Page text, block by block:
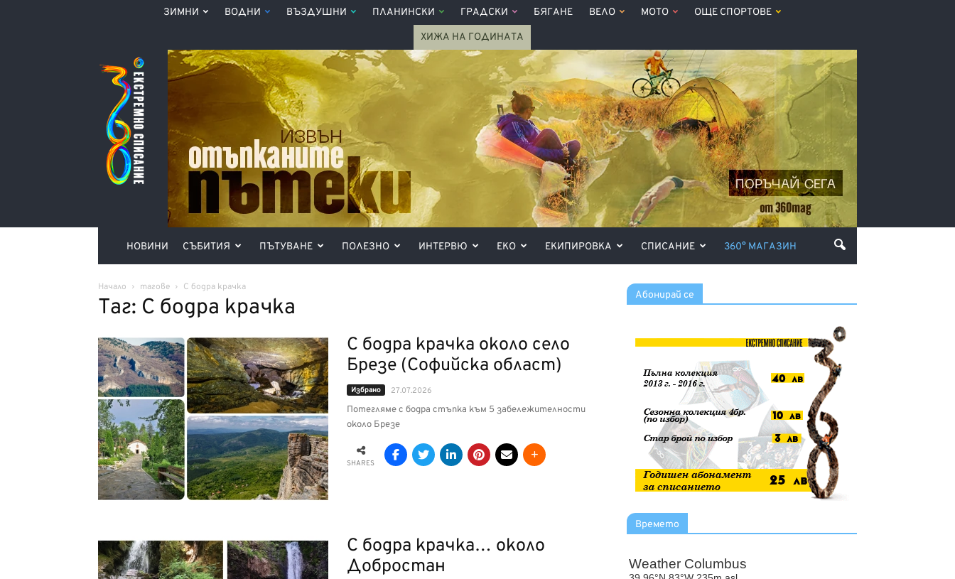
ЗИМНИ ВОДНИ ВЪЗДУШНИ ПЛАНИНСКИ ГРАДСКИ БЯГАНЕ ВЕЛО МОТО ОЩЕ СПОРТОВЕ
ХИЖА НА ГОДИНАТА
Списание
360°
НОВИНИ СЪБИТИЯ ПЪТУВАНЕ ПОЛЕЗНО ИНТЕРВЮ ЕКО ЕКИПИРОВКА СПИСАНИЕ 360° МАГАЗИН
Начало тагове С бодра крачка
Таг: С бодра крачка
С бодра крачка около село
Брезе (Софийска област)
Избрано 27.07.2026
Потегляме с бодра стъпка към 5 забележителности
около Брезе
SHARES
С бодра крачка… около
Добростан
Абонирай се
Времето